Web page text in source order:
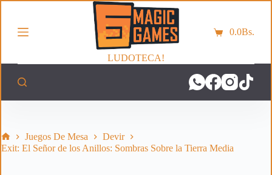
r
c
n
LUDOTECA!
Carro0.0Bs.
InicioJuegos De Mesa
Devir
Exit: El Señor de los Anillos: Sombras Sobre la Tierra Media